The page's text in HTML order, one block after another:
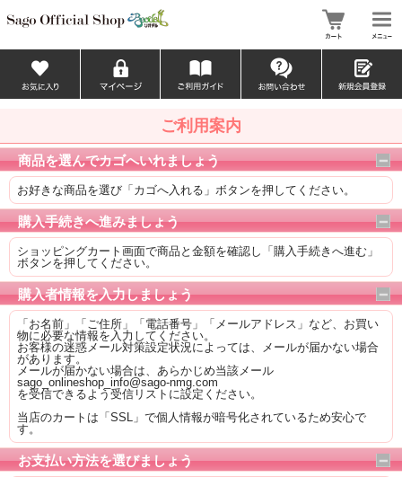
ご利用案内
商品を選んでカゴへいれましょう
お好きな商品を選び「カゴへ入れる」ボタンを押してください。
購入手続きへ進みましょう
ショッピングカート画面で商品と金額を確認し「購入手続きへ進む」
ボタンを押してください。
購入者情報を入力しましょう
「お名前」「ご住所」「電話番号」「メールアドレス」など、お買い
物に必要な情報を入力してください。
お客様の迷惑メール対策設定状況によっては、メールが届かない場合
があります。
メールが届かない場合は、あらかじめ当該メール
sago_onlineshop_info@sago-nmg.com
を受信できるよう受信リストに設定ください。
当店のカートは「SSL」で個人情報が暗号化されているため安心で
す。
お支払い方法を選びましょう